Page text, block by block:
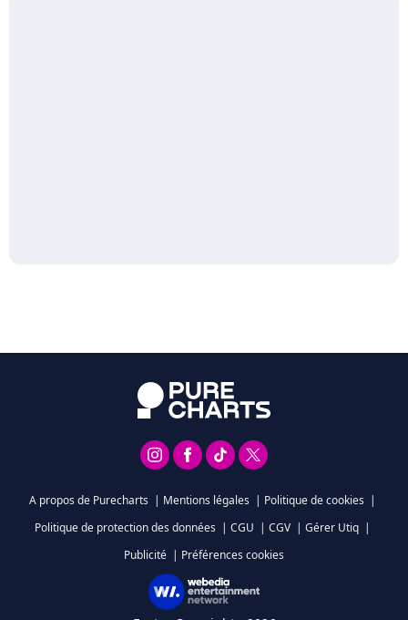
A propos de Purecharts | Mentions légales | Politique de cookies |
Politique de protection des données | CGU | CGV | Gérer Utiq |
Publicité | Préférences cookies